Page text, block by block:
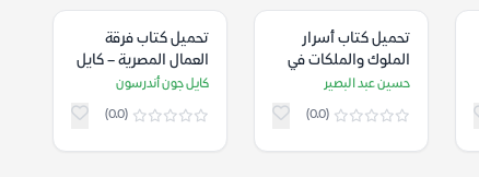
تحميل كتاب أسرار
الملوك والملكات في
مصر القديمة – حسين
حسين عبد البصير
(0.0)
تحميل كتاب فرقة
العمال المصرية – كايل
جون أندرسون
كايل جون أندرسون
(0.0)